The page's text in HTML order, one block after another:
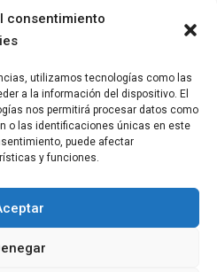
consentimiento
utilizamos tecnologías como las
a la información del dispositivo. El
nos permitirá procesar datos como
o las identificaciones únicas en este
puede afectar
y funciones.
DE FESTES
Eventos Federació
GALERIA FESTERA
Kaimans La Canyeta